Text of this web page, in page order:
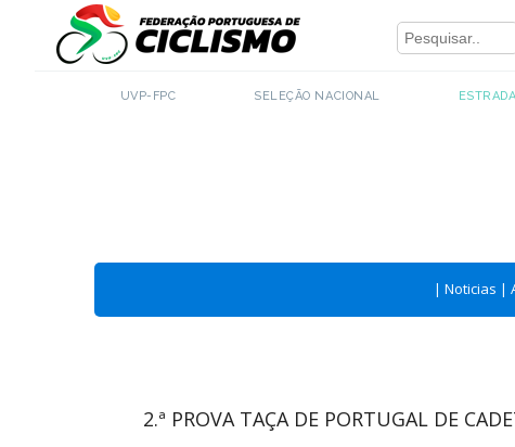
UVP-FPC SELEÇÃO NACIONAL ESTRADA
| Noticias |
2.ª PROVA TAÇA DE PORTUGAL DE